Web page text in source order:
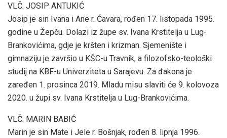
VLČ. JOSIP ANTUKIĆ
Josip je sin Ivana i Ane r. Ćavara, rođen 17. listopada 1995.
godine u Žepču. Dolazi iz župe sv. Ivana Krstitelja u Lug-
Brankovićima, gdje je kršten i krizman. Sjemenište i
gimnaziju je završio u KŠC-u Travnik, a filozofsko-teološki
studij na KBF-u Univerziteta u Sarajevu. Za đakona je
zaređen 1. prosinca 2019. Mladu misu slaviti će 9. kolovoza
2020. u župi sv. Ivana Krstitelja u Lug-Brankovićima.
VLČ. MARIN BABIĆ
Marin je sin Mate i Jele r. Bošnjak, rođen 8. lipnja 1996.